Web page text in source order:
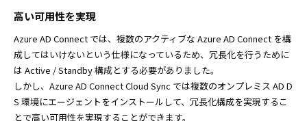
高い可用性を実現
Azure AD Connect では、複数のアクティブな Azure AD Connect を構
成してはいけないという仕様になっているため、冗長化を行うために
は Active / Standby 構成とする必要がありました。
しかし、Azure AD Connect Cloud Sync では複数のオンプレミス AD D
S 環境にエージェントをインストールして、冗長化構成を実現するこ
とで高い可用性を実現することができます。